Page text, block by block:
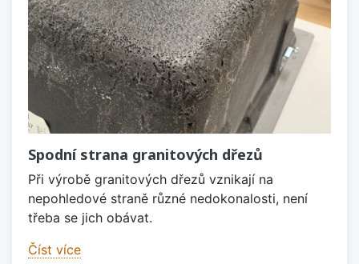
Spodní strana granitových dřezů
Při výrobě granitových dřezů vznikají na
nepohledové straně různé nedokonalosti, není
třeba se jich obávat.
Číst více